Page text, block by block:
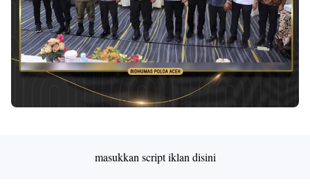
masukkan script iklan disini